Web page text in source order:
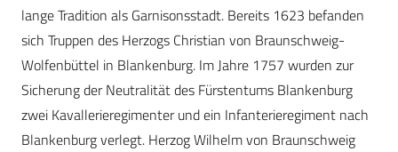
lange Tradition als Garnisonsstadt. Bereits 1623 befanden
sich Truppen des Herzogs Christian von Braunschweig-
Wolfenbüttel in Blankenburg. Im Jahre 1757 wurden zur
Sicherung der Neutralität des Fürstentums Blankenburg
zwei Kavallerieregimenter und ein Infan­terieregiment nach
Blankenburg verlegt. Herzog Wilhelm von Braunschweig